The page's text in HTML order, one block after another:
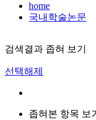
home
국내학술논문
검색결과 좁혀 보기
선택해제
좁혀본 항목 보